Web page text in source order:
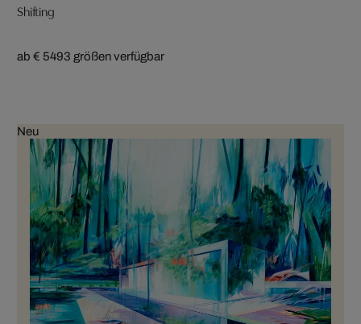
Shifting
ab € 5493 größen verfügbar
Neu